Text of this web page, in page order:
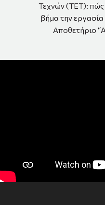
Τεχνών (ΤΕΤ): πώς
βήμα την
Αποθετήριο